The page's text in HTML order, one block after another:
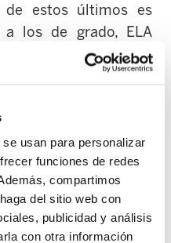
usan para personalizar
funciones de redes
compartimos
del sitio web con
publicidad y análisis
con otra información
estos últimos es
a los de grado, ELA
generalizada de
de dos, tendría
el derecho a una
a una gran
reducción de los
postgrados recorta